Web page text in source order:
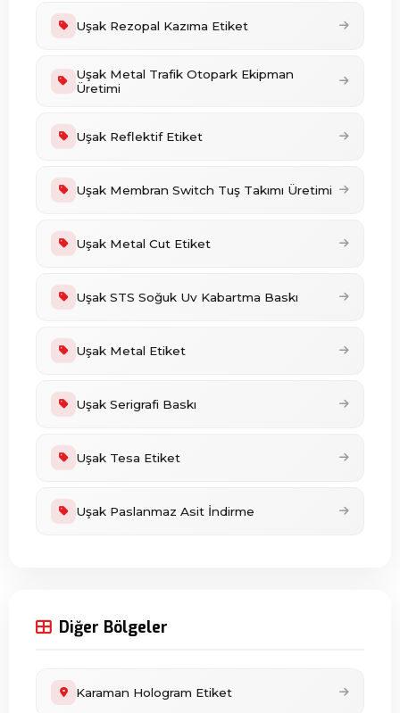
Uşak Rezopal Kazıma Etiket
Uşak Metal Trafik Otopark Ekipman
Üretimi
Uşak Reflektif Etiket
Uşak Membran Switch Tuş Takımı Üretimi
Uşak Metal Cut Etiket
Uşak STS Soğuk Uv Kabartma Baskı
Uşak Metal Etiket
Uşak Serigrafi Baskı
Uşak Tesa Etiket
Uşak Paslanmaz Asit İndirme
Diğer Bölgeler
Karaman Hologram Etiket